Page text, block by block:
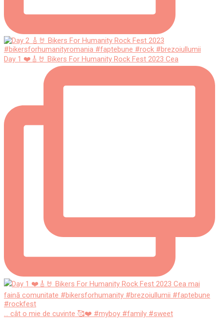
Day 1 ❤️🎸🤘 Bikers For Humanity Rock Fest 2023 Cea
... cât o mie de cuvinte 🥰❤️ #myboy #family #sweet